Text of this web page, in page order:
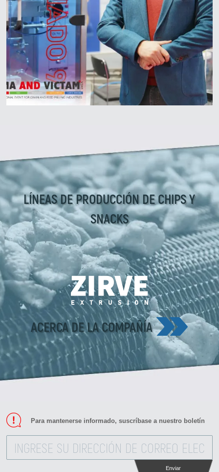
LÍNEAS DE PRODUCCIÓN DE CHIPS Y
SNACKS
ACERCA DE LA COMPAÑÍA
Para mantenerse informado, suscríbase a nuestro boletín
Enviar